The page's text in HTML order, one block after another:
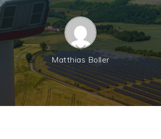
Matthias Boller